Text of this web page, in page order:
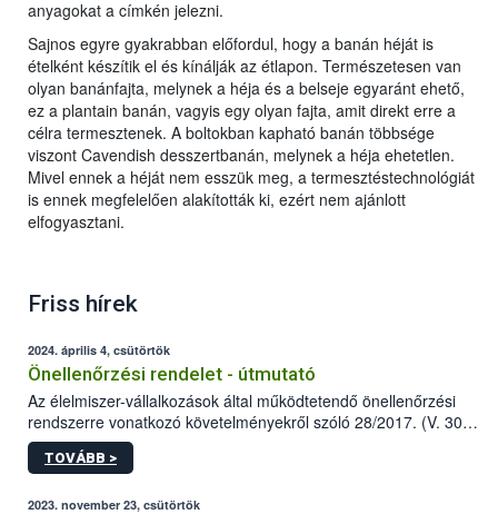
anyagokat a címkén jelezni.
Sajnos egyre gyakrabban előfordul, hogy a banán héját is
ételként készítik el és kínálják az étlapon. Természetesen van
olyan banánfajta, melynek a héja és a belseje egyaránt ehető,
ez a plantain banán, vagyis egy olyan fajta, amit direkt erre a
célra termesztenek. A boltokban kapható banán többsége
viszont Cavendish desszertbanán, melynek a héja ehetetlen.
Mivel ennek a héját nem esszük meg, a termesztéstechnológiát
is ennek megfelelően alakították ki, ezért nem ajánlott
elfogyasztani.
Friss hírek
2024. április 4, csütörtök
Önellenőrzési rendelet - útmutató
Az élelmiszer-vállalkozások által működtetendő önellenőrzési
rendszerre vonatkozó követelményekről szóló 28/2017. (V. 30.)
FM rendelet (a továbbiakban: rendelet) 2023 novemberi
módosítása komoly változást jelent a közép- és
TOVÁBB >
2023. november 23, csütörtök